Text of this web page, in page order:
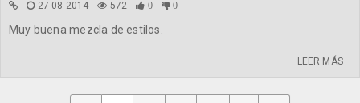
27-08-2014 572 0 0
Muy buena mezcla de estilos.
LEER MÁS